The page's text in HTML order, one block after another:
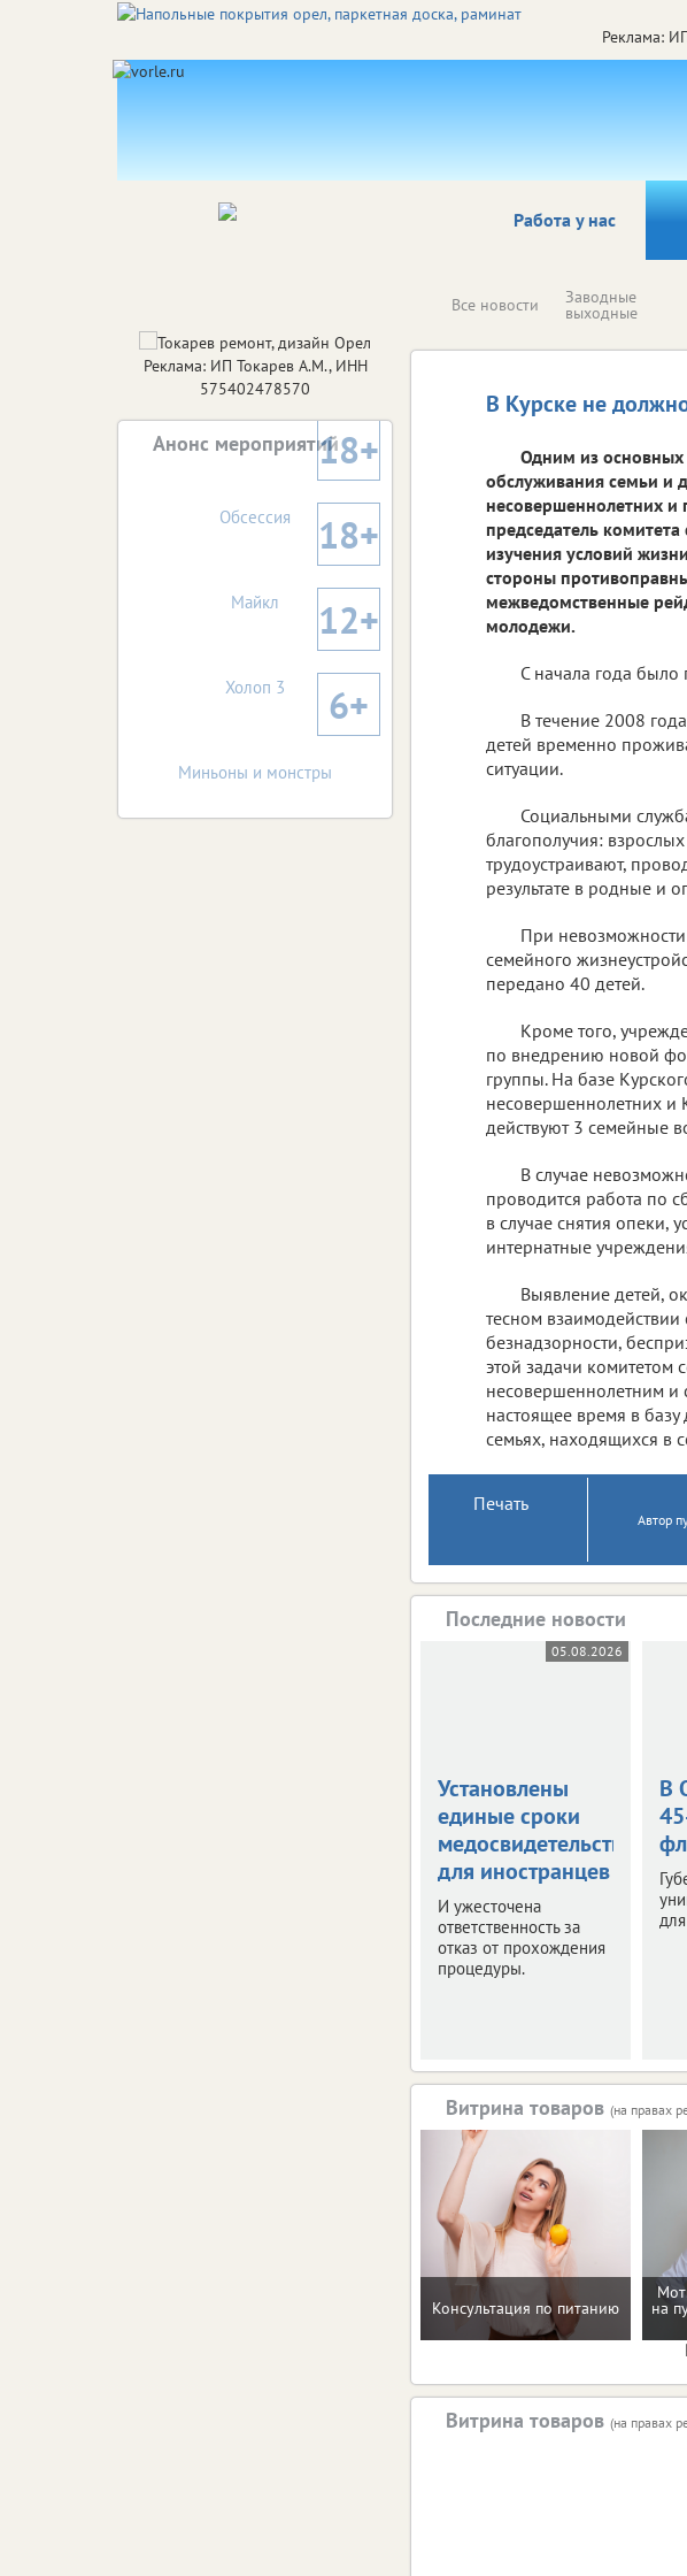
Реклама:
Работа у нас
Все новости Заводные
выходные
В Курске не
Одним из основных
обслуживания семьи и
несовершеннолетних и
председатель
изучения условий
стороны
межведомственные
молодежи.
С начала года
В течение 2008
детей временно
ситуации.
Социальными
благополучия:
трудоустраивают,
результате в родные и
При
семейного
передано 40 детей.
Кроме того,
по внедрению новой
группы. На базе
несовершеннолетних и
действуют 3 семейные
В случае
проводится работа по
в случае снятия опеки,
интернатные
Выявление детей,
тесном
безнадзорности,
этой задачи комитетом
несовершеннолетним
настоящее время в
семьях, находящихся в
Печать
Автор
Последние новости
05.08.2026
Установлены
единые сроки
для иностранцев
И ужесточена
ответственность за
отказ от прохождения
процедуры.
В
Витрина товаров (на правах
Консультация по питанию на
Витрина товаров (на правах
Реклама: ИП Токарев А.М., ИНН
575402478570
Анонс мероприятий18+
Обсессия 18+
Майкл 12+
Холоп 3 6+
Миньоны и монстры